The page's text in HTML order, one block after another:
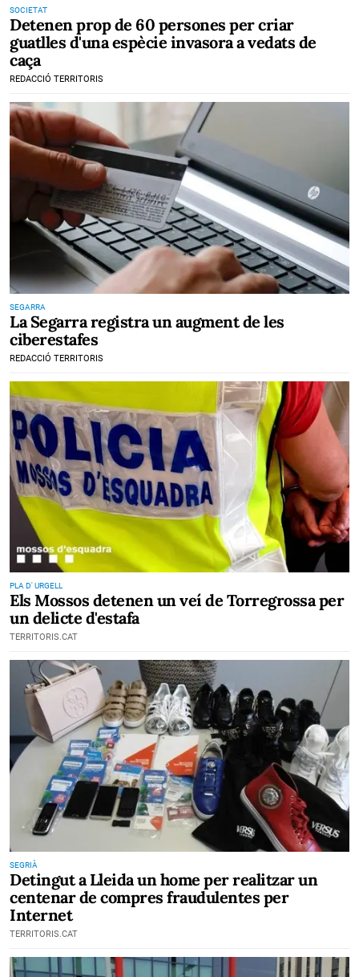
SOCIETAT
Detenen prop de 60 persones per criar
guatlles d'una espècie invasora a vedats de
caça
REDACCIÓ TERRITORIS
SEGARRA
La Segarra registra un augment de les
ciberestafes
REDACCIÓ TERRITORIS
PLA D' URGELL
Els Mossos detenen un veí de Torregrossa per
un delicte d'estafa
TERRITORIS.CAT
SEGRIÀ
Detingut a Lleida un home per realitzar un
centenar de compres fraudulentes per
Internet
TERRITORIS.CAT